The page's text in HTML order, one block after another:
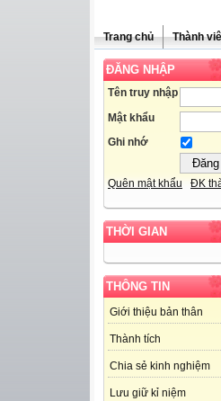
Trang chủ Thành
ĐĂNG NHẬP
Tên truy nhập
Mật khẩu
Ghi nhớ
Quên mật khẩu ĐK
THỜI GIAN
THÔNG TIN
Giới thiệu bản thân
Thành tích
Chia sẻ kinh nghiệm
Lưu giữ kỉ niệm